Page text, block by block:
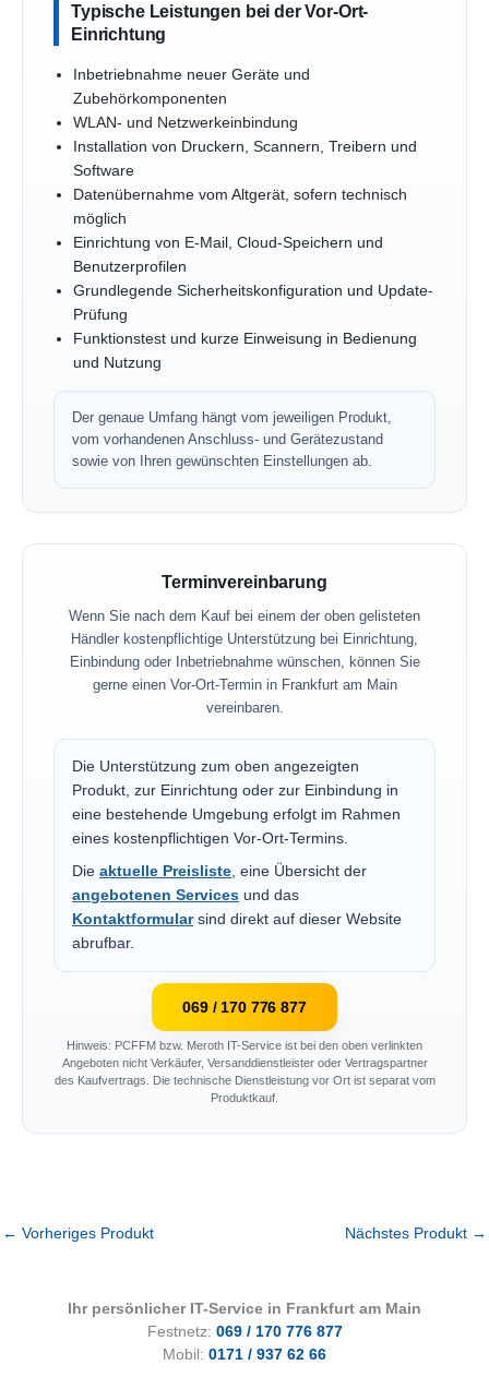
Typische Leistungen bei der Vor-Ort-
Einrichtung
Inbetriebnahme neuer Geräte und
Zubehörkomponenten
WLAN- und Netzwerkeinbindung
Installation von Druckern, Scannern, Treibern und
Software
Datenübernahme vom Altgerät, sofern technisch
möglich
Einrichtung von E-Mail, Cloud-Speichern und
Benutzerprofilen
Grundlegende Sicherheitskonfiguration und Update-
Prüfung
Funktionstest und kurze Einweisung in Bedienung
und Nutzung
Der genaue Umfang hängt vom jeweiligen Produkt,
vom vorhandenen Anschluss- und Gerätezustand
sowie von Ihren gewünschten Einstellungen ab.
Terminvereinbarung
Wenn Sie nach dem Kauf bei einem der oben gelisteten
Händler kostenpflichtige Unterstützung bei Einrichtung,
Einbindung oder Inbetriebnahme wünschen, können Sie
gerne einen Vor-Ort-Termin in Frankfurt am Main
vereinbaren.
Die Unterstützung zum oben angezeigten
Produkt, zur Einrichtung oder zur Einbindung in
eine bestehende Umgebung erfolgt im Rahmen
eines kostenpflichtigen Vor-Ort-Termins.
Die aktuelle Preisliste, eine Übersicht der
angebotenen Services und das
Kontaktformularsind direkt auf dieser Website
abrufbar.
069 / 170 776 877
Hinweis: PCFFM bzw. Meroth IT-Service ist bei den oben verlinkten
Angeboten nicht Verkäufer, Versanddienstleister oder Vertragspartner
des Kaufvertrags. Die technische Dienstleistung vor Ort ist separat vom
Produktkauf.
← Vorheriges Produkt Nächstes Produkt →
Ihr persönlicher IT-Service in Frankfurt am Main
Festnetz: 069 / 170 776 877
Mobil: 0171 / 937 62 66